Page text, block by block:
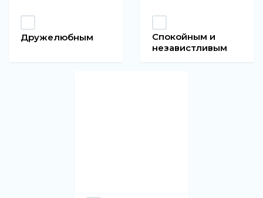
Дружелюбным
Спокойным и
независтливым